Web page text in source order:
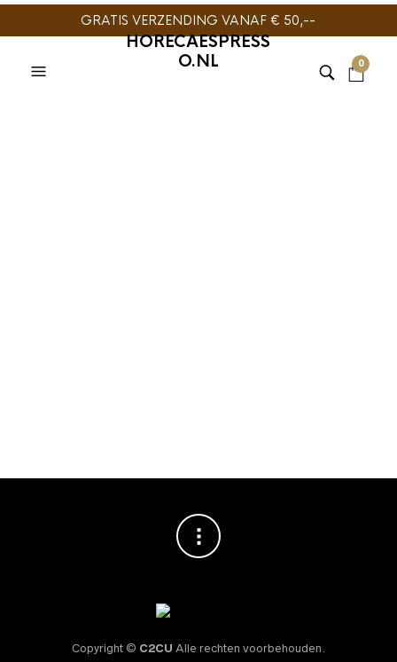
GRATIS VERZENDING VANAF € 50,--
HORECAESPRESS
O.NL
0
Copyright © C2CU Alle rechten voorbehouden.